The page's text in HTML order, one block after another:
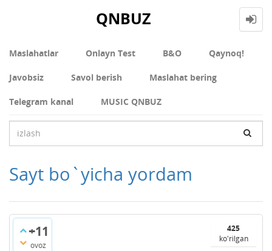
QNBUZ
Maslahatlar Onlayn Test В&О Qaynoq!
Javobsiz Savol berish Maslahat bering
Telegram kanal MUSIC QNBUZ
Sayt bo`yicha yordam
+11
ovoz
425
ko'rilgan